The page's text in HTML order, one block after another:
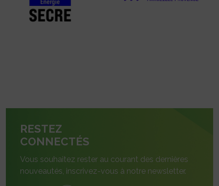
RESTEZ
CONNECTÉS
Vous souhaitez rester au courant des dernières
nouveautés, inscrivez-vous à notre newsletter.